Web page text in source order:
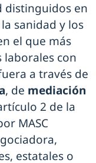
distinguidos en
sanidad y los
el que más
laborales con
a través de
, de mediación
2 de la
MASC
estatales o